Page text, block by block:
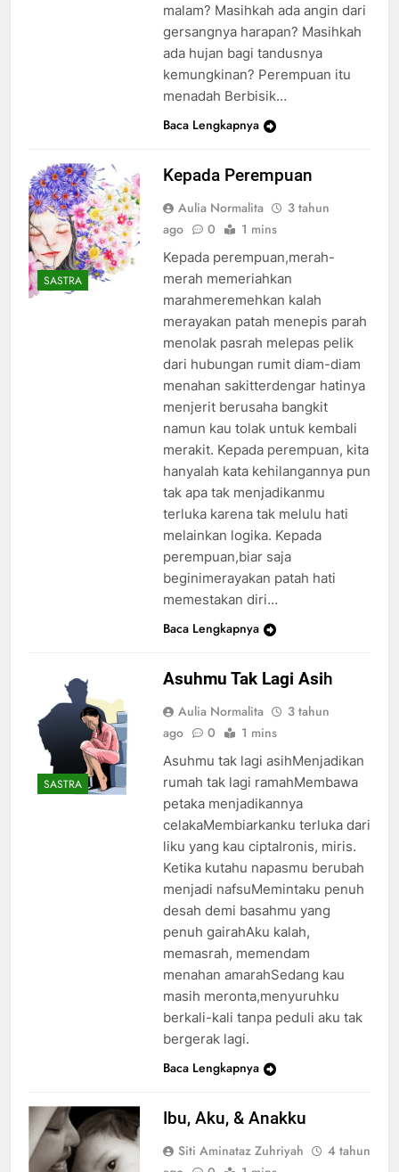
malam? Masihkah ada angin dari
gersangnya harapan? Masihkah
ada hujan bagi tandusnya
kemungkinan? Perempuan itu
menadah Berbisik…
Baca Lengkapnya
SASTRA
Kepada Perempuan
Aulia Normalita
3 tahun
ago
0 1 mins
Kepada perempuan,merah-
merah memeriahkan
marahmeremehkan kalah
merayakan patah menepis parah
menolak pasrah melepas pelik
dari hubungan rumit diam-diam
menahan sakitterdengar hatinya
menjerit berusaha bangkit
namun kau tolak untuk kembali
merakit. Kepada perempuan, kita
hanyalah kata kehilangannya pun
tak apa tak menjadikanmu
terluka karena tak melulu hati
melainkan logika. Kepada
perempuan,biar saja
beginimerayakan patah hati
memestakan diri…
Baca Lengkapnya
SASTRA
Asuhmu Tak Lagi Asih
Aulia Normalita
3 tahun
ago
0 1 mins
Asuhmu tak lagi asihMenjadikan
rumah tak lagi ramahMembawa
petaka menjadikannya
celakaMembiarkanku terluka dari
liku yang kau ciptaIronis, miris.
Ketika kutahu napasmu berubah
menjadi nafsuMemintaku penuh
desah demi basahmu yang
penuh gairahAku kalah,
memasrah, memendam
menahan amarahSedang kau
masih meronta,menyuruhku
berkali-kali tanpa peduli aku tak
bergerak lagi.
Baca Lengkapnya
Ibu, Aku, & Anakku
Siti Aminataz Zuhriyah
4 tahun